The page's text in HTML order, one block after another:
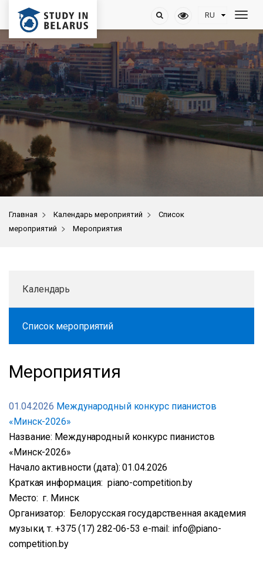
Главная > Календарь мероприятий >
Список
мероприятий > Мероприятия
Календарь
Список мероприятий
Мероприятия
01.04.2026 Международный конкурс пианистов
«Минск-2026»
Название: Международный конкурс пианистов
«Минск-2026»
Начало активности (дата): 01.04.2026
Краткая информация: piano-competition.by
Место: г. Минск
Организатор: Белорусская государственная академия
музыки, т. +375 (17) 282-06-53 e-mail: info@piano-
competition.by